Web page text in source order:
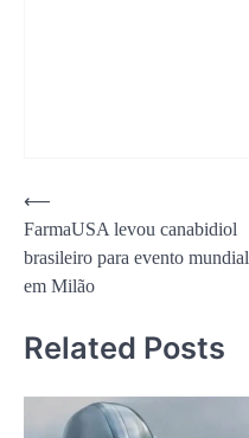
Navegação
de
Post
⟵
FarmaUSA levou canabidiol
brasileiro para evento mundial
em Milão
Related Posts